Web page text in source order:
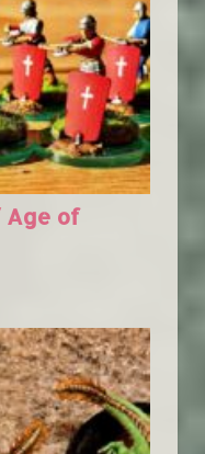
Age of